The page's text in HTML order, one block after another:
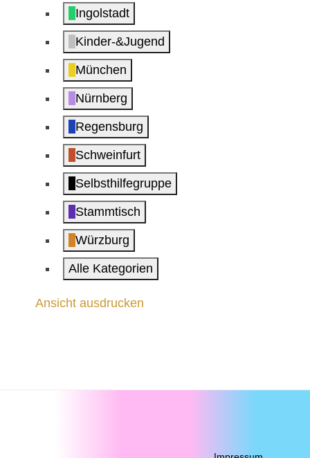
Ingolstadt
Kinder-&Jugend
München
Nürnberg
Regensburg
Schweinfurt
Selbsthilfegruppe
Stammtisch
Würzburg
Alle Kategorien
Ansichtausdrucken